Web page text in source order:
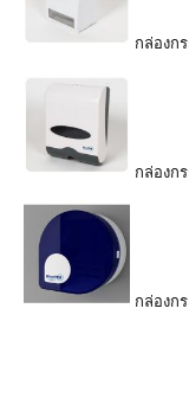
กล่องก
กล่องก
กล่องก